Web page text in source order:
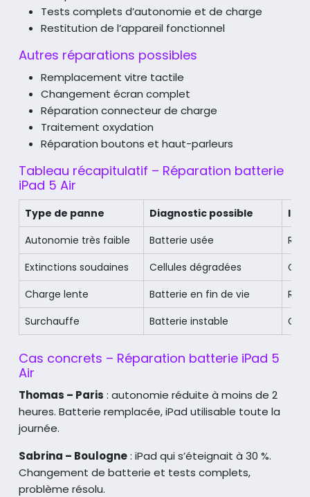
Tests complets d’autonomie et de charge
Restitution de l’appareil fonctionnel
Autres réparations possibles
Remplacement vitre tactile
Changement écran complet
Réparation connecteur de charge
Traitement oxydation
Réparation boutons et haut-parleurs
Tableau récapitulatif – Réparation batterie
iPad 5 Air
Type de panne Diagnostic possible
Autonomie très faible
Batterie usée
Extinctions soudaines
Cellules dégradées
Charge lente
Batterie en fin de vie
Surchauffe
Batterie instable
Cas concrets – Réparation batterie iPad 5
Air
Thomas – Paris : autonomie réduite à moins de 2
heures. Batterie remplacée, iPad utilisable toute la
journée.
Sabrina – Boulogne: iPad qui s’éteignait à 30 %.
Changement de batterie et tests complets,
problème résolu.